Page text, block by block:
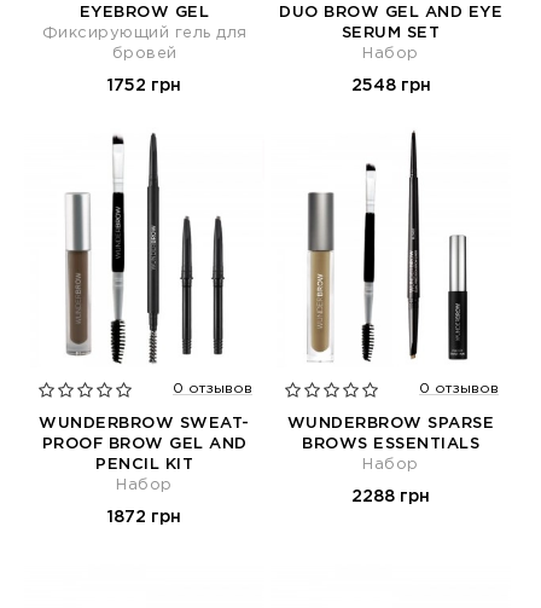
EYEBROW GEL
Фиксирующий гель для
бровей
1752 грн
DUO BROW GEL AND EYE
SERUM SET
Набор
2548 грн
0 отзывов
WUNDERBROW SWEAT-
PROOF BROW GEL AND
PENCIL KIT
Набор
1872 грн
0 отзывов
WUNDERBROW SPARSE
BROWS ESSENTIALS
Набор
2288 грн